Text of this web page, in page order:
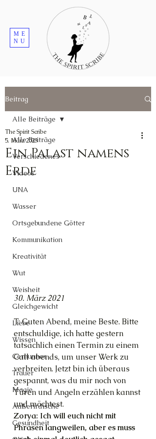
ME
NU
Beitrag
Alle Beiträge
Verschiedenes
Videos
UNA
Wasser
Ortsgebundene Götter
Kommunikation
Kreativität
Wut
Weisheit
Gleichgewicht
Liebe
Wissen
Cernunnos
Trauer
Magie
Außerirdische
Gesundheit
Alle Beiträge
Ein Palast namens
Erde
The Spirit Scribe
5. März 2023
30. März 2021
T: Guten Abend, meine Beste. Bitte
entschuldige, ich hatte gestern
tatsächlich einen Termin zu einem
Call abends, um unser Werk zu
verbreiten. Jetzt bin ich überaus
gespannt, was du mir noch von
Türen und Angeln erzählen kannst
und möchtest.
Zorya: Ich will euch nicht mit
Phrasen langweilen, aber es muss